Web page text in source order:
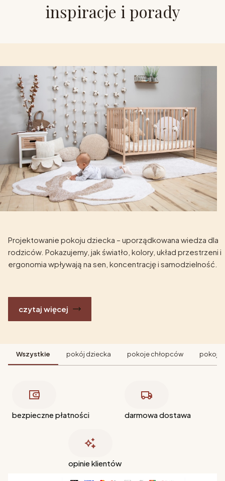
inspiracje i porady
Projektowanie pokoju dziecka – uporządkowana wiedza dla
rodziców. Pokazujemy, jak światło, kolory, układ przestrzeni i
ergonomia wpływają na sen, koncentrację i samodzielność.
czytaj więcej
Wszystkie pokój dziecka pokoje chłopców pokoje
bezpieczne płatności darmowa dostawa
opinie klientów